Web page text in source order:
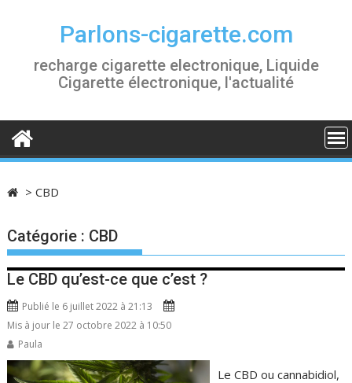
c
n
Parlons-cigarette.com
recharge cigarette electronique, Liquide
Cigarette électronique, l'actualité
>CBD
Catégorie : CBD
Le CBD qu’est-ce que c’est ?
Publié le 6 juillet 2022 à 21:13
Mis à jour le 27 octobre 2022 à 10:50
Paula
Le CBD ou cannabidiol,